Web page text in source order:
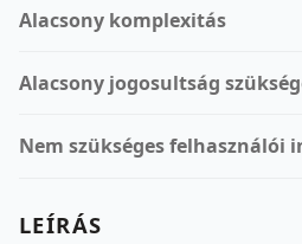
Alacsony komplexitás
Alacsony jogosultság
Nem szükséges felhasználói
LEÍRÁS